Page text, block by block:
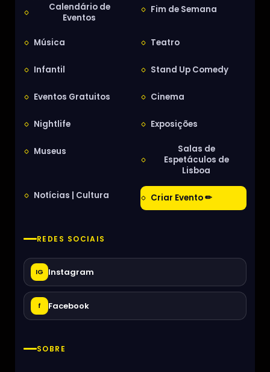
Calendário de
Eventos
Fim de Semana
Música Teatro
Infantil Stand Up Comedy
Eventos Gratuitos Cinema
Nightlife Exposições
Museus
Salas de
Espetáculos de
Lisboa
Notícias | Cultura Criar Evento ✏
REDES SOCIAIS
IG Instagram
f Facebook
SOBRE